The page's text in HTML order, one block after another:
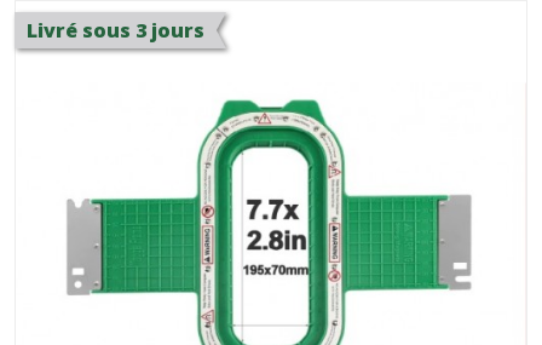
Livré sous 3 jours